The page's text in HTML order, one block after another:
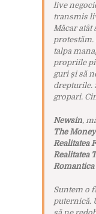
live
transmis
Măcar atât
protestăm.
talpa
propriile
guri și să
drepturile.
gropari.
Newsin,
The
Realitatea
Realitatea
Romantica
Suntem o
puternică.